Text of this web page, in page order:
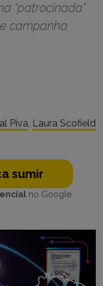
“patrocinada”
campanha
Piva, Laura Scofield
sumir
no Google.